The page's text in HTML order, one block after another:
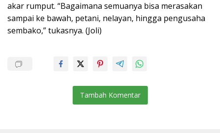
akar rumput. “Bagaimana semuanya bisa merasakan
sampai ke bawah, petani, nelayan, hingga pengusaha
sembako,” tukasnya. (Joli)
Tambah Komentar